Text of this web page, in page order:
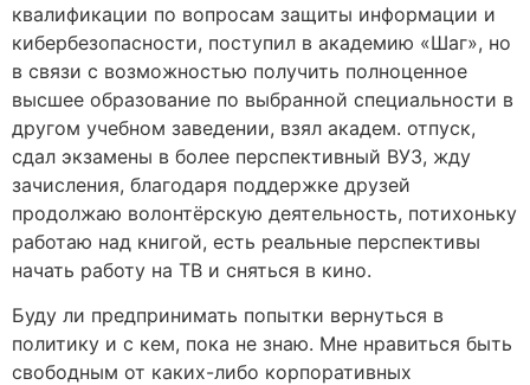
квалификации по вопросам защиты информации и
кибербезопасности, поступил в академию «Шаг», но
в связи с возможностью получить полноценное
высшее образование по выбранной специальности в
другом учебном заведении, взял академ. отпуск,
сдал экзамены в более перспективный ВУЗ, жду
зачисления, благодаря поддержке друзей
продолжаю волонтёрскую деятельность, потихоньку
работаю над книгой, есть реальные перспективы
начать работу на ТВ и сняться в кино.
Буду ли предпринимать попытки вернуться в
политику и с кем, пока не знаю. Мне нравиться быть
свободным от каких-либо корпоративных